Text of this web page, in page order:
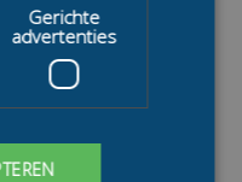
Gerichte
advertenties